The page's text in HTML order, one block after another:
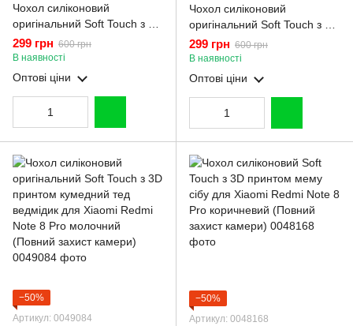
Чохол силіконовий
оригінальний Soft Touch з 3D
принтом кумедний тед
ведмідик для Xiaomi Redmi
Note 8 Pro чорний (Повний
захист камери)
299 грн 600 грн
В наявності
Оптові ціни
Чохол силіконовий
оригінальний Soft Touch з 3D
принтом кумедний тед
ведмідик для Xiaomi Redmi
Note 8 Pro рожевий (Повний
захист камери)
299 грн 600 грн
В наявності
Оптові ціни
−50%
Артикул: 0049084
−50%
Артикул: 0048168